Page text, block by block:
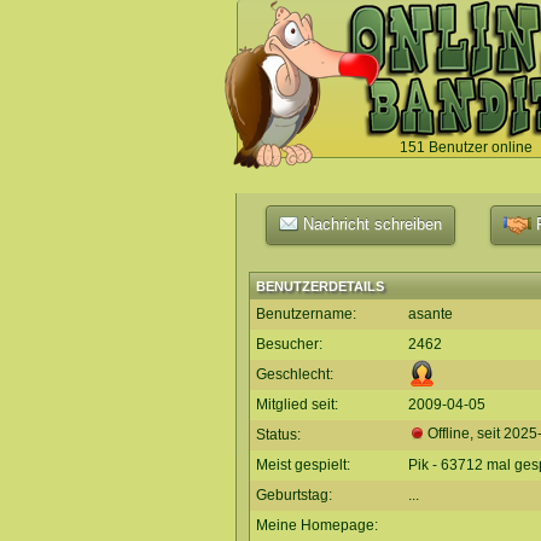
151 Benutzer online
`
Nachricht schreiben
BENUTZERDETAILS
Benutzername:
asante
Besucher:
2462
Geschlecht:
Mitglied seit:
2009-04-05
Status:
Offline, seit
Meist gespielt:
Pik - 63712 mal
Geburtstag:
...
Meine Homepage: